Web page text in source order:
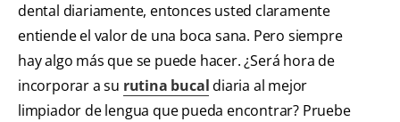
dental diariamente, entonces usted claramente
entiende el valor de una boca sana. Pero siempre
hay algo más que se puede hacer. ¿Será hora de
incorporar a su rutina bucaldiaria al mejor
limpiador de lengua que pueda encontrar? Pruebe